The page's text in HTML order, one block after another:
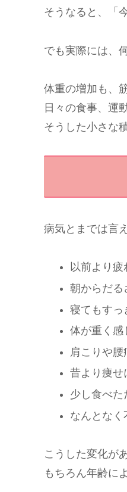
そうなると、「
でも実際には、
体重の増加も、
日々の食事、運
そうした小さな
病気とまでは言
以前より
朝からだる
寝てもすっ
体が重く感
肩こりや腰
昔より痩せ
少し食べた
なんとなく
こうした変化が
もちろん年齢に